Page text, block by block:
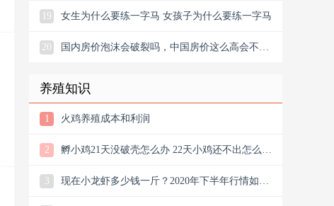
19 女生为什么要练一字马 女孩子为什么要练一字马
20
国内房价泡沫会破裂吗，中国房价这么高会不会
养殖知识
1 火鸡养殖成本和利润
2
孵小鸡21天没破壳怎么办 22天小鸡还不出怎么处
3
现在小龙虾多少钱一斤？2020年下半年行情如